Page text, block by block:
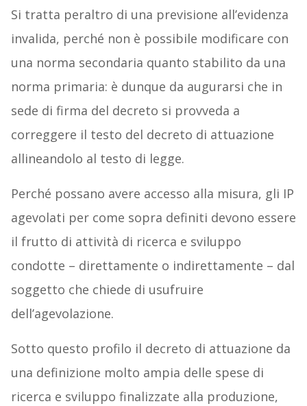
Si tratta peraltro di una previsione all’evidenza
invalida, perché non è possibile modificare con
una norma secondaria quanto stabilito da una
norma primaria: è dunque da augurarsi che in
sede di firma del decreto si provveda a
correggere il testo del decreto di attuazione
allineandolo al testo di legge.
Perché possano avere accesso alla misura, gli IP
agevolati per come sopra definiti devono essere
il frutto di attività di ricerca e sviluppo
condotte – direttamente o indirettamente – dal
soggetto che chiede di usufruire
dell’agevolazione.
Sotto questo profilo il decreto di attuazione da
una definizione molto ampia delle spese di
ricerca e sviluppo finalizzate alla produzione,